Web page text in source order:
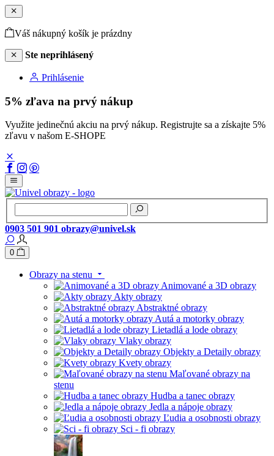
Váš nákupný košík je prázdny
Ste neprihlásený
Prihlásenie
5% zľava na prvý nákup
Využite jedinečnú akciu na prvý nákup. Registrujte sa a získajte 5%
zľavu v našom E-SHOPE
0903 501 901 obrazy@univel.sk
0
Obrazy na stenu
Animované a 3D obrazy
Akty obrazy
Abstraktné obrazy
Autá a motorky obrazy
Lietadlá a lode obrazy
Vlaky obrazy
Objekty a Detaily obrazy
Kvety obrazy
Maľované obrazy na
stenu
Hudba a tanec obrazy
Jedla a nápoje obrazy
Ľudia a osobnosti obrazy
Sci - fi obrazy